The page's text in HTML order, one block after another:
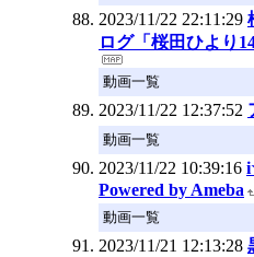
2023/11/22 22:11:29
ログ「桜田ひより
動画一覧
2023/11/22 12:37:52
動画一覧
2023/11/22 10:39:16
Powered by Ameba
動画一覧
2023/11/21 12:13:28